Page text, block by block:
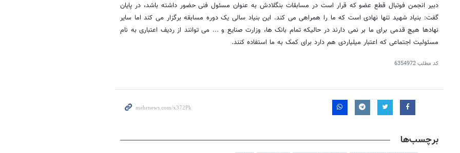
دبیر انجمن فوتبال قطع عضو که قرار است در مسابقات بنگلادش به عنوان مسئول فنی حضور داشته باشد، در پایان
گفت: بنیاد شهید تنها نهادی است که ما را همراهی می کند. این بنیاد سالی یک دوره مسابقه برگزار می کند اما سایر
نهادها هیچ قدمی برای ما بر نمی دارند در حالیکه تمام بانک ها، وزارت صنایع و ... می توانند از ردیف اعتباری به نام
مسئولیت اجتماعی که اعتبار میلیاردی هم دارد برای کمک به ما استفاده کنند.
کد مطلب6354972
برچسب‌ها